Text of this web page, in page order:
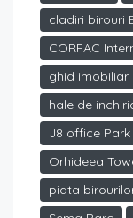
cladiri birouri
CORFAC
ghid imobiliar
hale de
J8 office Park
Orhideea
piata